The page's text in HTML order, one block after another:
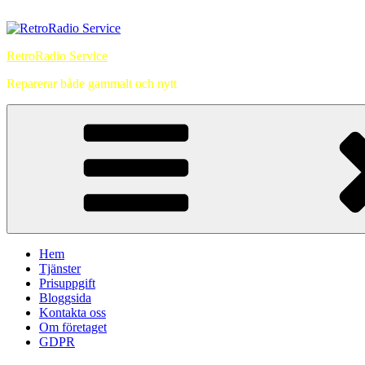
till
RetroRadio Service
Reparerar både gammalt och nytt
Hem
Tjänster
Prisuppgift
Bloggsida
Kontakta oss
Om företaget
GDPR